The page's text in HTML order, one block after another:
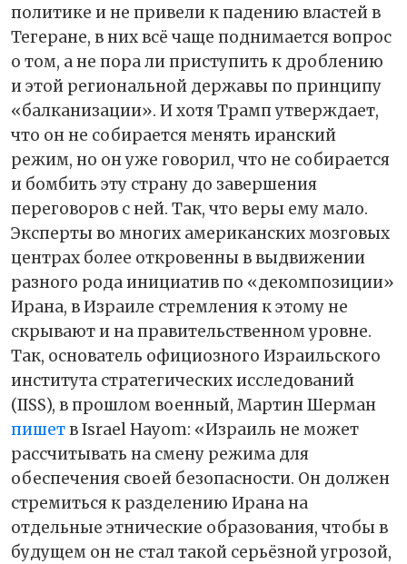
политике и не привели к падению властей в
Тегеране, в них всё чаще поднимается вопрос
о том, а не пора ли приступить к дроблению
и этой региональной державы по принципу
«балканизации». И хотя Трамп утверждает,
что он не собирается менять иранский
режим, но он уже говорил, что не собирается
и бомбить эту страну до завершения
переговоров с ней. Так, что веры ему мало.
Эксперты во многих американских мозговых
центрах более откровенны в выдвижении
разного рода инициатив по «декомпозиции»
Ирана, в Израиле стремления к этому не
скрывают и на правительственном уровне.
Так, основатель официозного Израильского
института стратегических исследований
(IISS), в прошлом военный, Мартин Шерман
пишетв Israel Hayom: «Израиль не может
рассчитывать на смену режима для
обеспечения своей безопасности. Он должен
стремиться к разделению Ирана на
отдельные этнические образования, чтобы в
будущем он не стал такой серьёзной угрозой,